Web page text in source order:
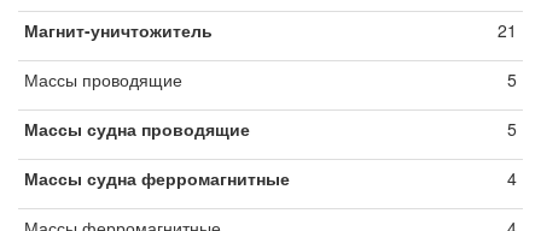
Магнит-уничтожитель 21
Массы проводящие 5
Массы судна проводящие 5
Массы судна ферромагнитные 4